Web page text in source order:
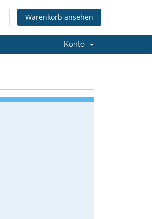
Warenkorb ansehen
Konto